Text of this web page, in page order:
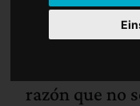
Todos
nos quede
razón que no